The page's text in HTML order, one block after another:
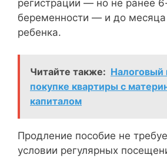
регистрации — но не ранее
беременности — и до
ребенка.
Читайте также: Налоговый
покупке квартиры с
капиталом
Продление пособие не
условии регулярных